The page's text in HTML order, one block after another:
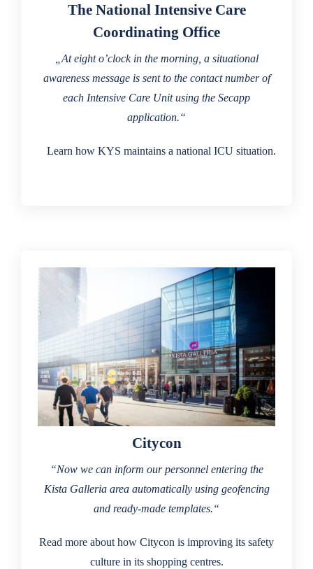
The National Intensive Care
Coordinating Office
„At eight o’clock in the morning, a situational
awareness message is sent to the contact number of
each Intensive Care Unit using the Secapp
application.“
Learn how KYS maintains a national ICU situation.
Citycon
“Now we can inform our personnel entering the
Kista Galleria area automatically using geofencing
and ready-made templates.“
Read more about how Citycon is improving its safety
culture in its shopping centres.